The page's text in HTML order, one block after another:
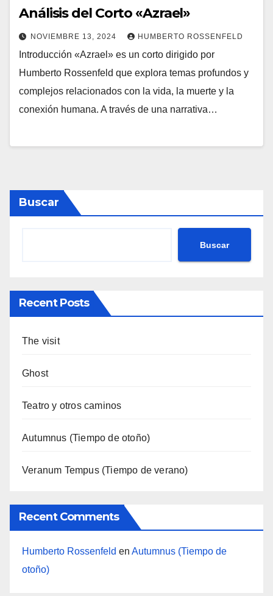
Análisis del Corto «Azrael»
NOVIEMBRE 13, 2024 HUMBERTO ROSSENFELD
Introducción «Azrael» es un corto dirigido por
Humberto Rossenfeld que explora temas profundos y
complejos relacionados con la vida, la muerte y la
conexión humana. A través de una narrativa…
Buscar
Buscar
Recent Posts
The visit
Ghost
Teatro y otros caminos
Autumnus (Tiempo de otoño)
Veranum Tempus (Tiempo de verano)
Recent Comments
Humberto Rossenfeld en Autumnus (Tiempo de
otoño)